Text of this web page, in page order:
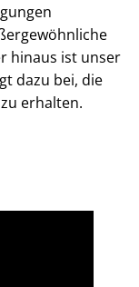
hinaus ist unser
dazu bei, die
erhalten.